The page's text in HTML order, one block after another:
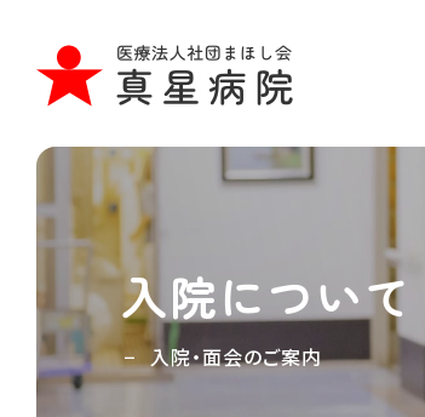
入院について
入院・面会のご案内